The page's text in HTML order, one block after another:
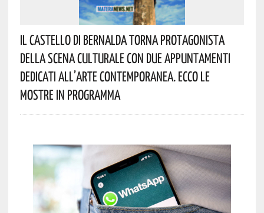
Il Castello Di Bernalda Torna Protagonista
Della Scena Culturale Con Due Appuntamenti
Dedicati All’arte Contemporanea. Ecco Le
Mostre In Programma